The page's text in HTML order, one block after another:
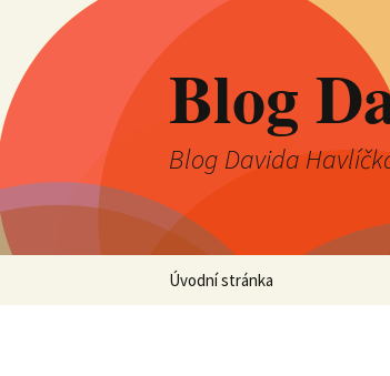
Blog
Blog Davida
Přejít
Úvodní stránka